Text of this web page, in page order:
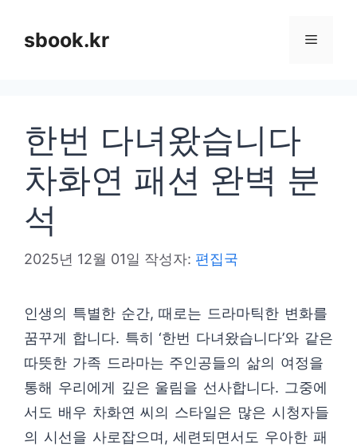
sbook.kr 메
한번 다녀왔습니다
차화연 패션 완벽 분
석
2025년 12월 01일 작성자: 편집국
인생의 특별한 순간, 때로는 드라마틱한 변화를
꿈꾸게 합니다. 특히 ‘한번 다녀왔습니다’와 같은
따뜻한 가족 드라마는 주인공들의 삶의 여정을
통해 우리에게 깊은 울림을 선사합니다. 그중에
서도 배우 차화연 씨의 스타일은 많은 시청자들
의 시선을 사로잡으며, 세련되면서도 우아한 패